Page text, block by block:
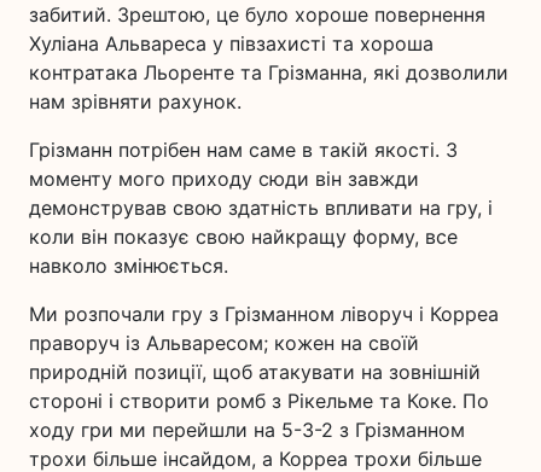
забитий. Зрештою, це було хороше повернення
Хуліана Альвареса у півзахисті та хороша
контратака Льоренте та Грізманна, які дозволили
нам зрівняти рахунок.
Грізманн потрібен нам саме в такій якості. З
моменту мого приходу сюди він завжди
демонстрував свою здатність впливати на гру, і
коли він показує свою найкращу форму, все
навколо змінюється.
Ми розпочали гру з Грізманном ліворуч і Корреа
праворуч із Альваресом; кожен на своїй
природній позиції, щоб атакувати на зовнішній
стороні і створити ромб з Рікельме та Коке. По
ходу гри ми перейшли на 5-3-2 з Грізманном
трохи більше інсайдом, а Корреа трохи більше